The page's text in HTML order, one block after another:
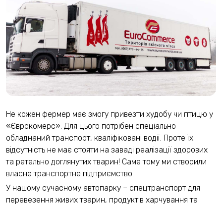
Не кожен фермер має змогу привезти худобу чи птицю у
«Єврокомерс». Для цього потрібен спеціально
обладнаний транспорт, кваліфіковані водії. Проте їх
відсутність не має стояти на заваді реалізації здорових
та ретельно доглянутих тварин! Саме тому ми створили
власне транспортне підприємство.
У нашому сучасному автопарку – спецтранспорт для
перевезення живих тварин, продуктів харчування та